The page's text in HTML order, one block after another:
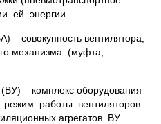
ей энергии.
– совокупность вентилятора,
механизма (муфта,
– комплекс оборудования
работы вентиляторов
агрегатов. ВУ